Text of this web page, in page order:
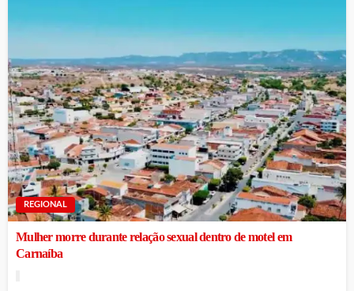
REGIONAL
Mulher morre durante relação sexual dentro de motel em
Carnaíba